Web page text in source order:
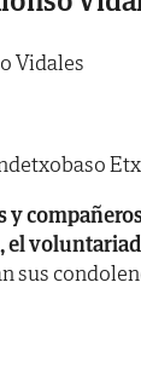
Vidales
y
el
sus